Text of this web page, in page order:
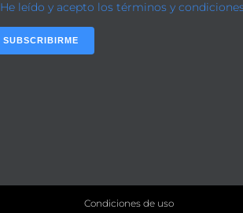
He leído y acepto los términos y
Condiciones de uso